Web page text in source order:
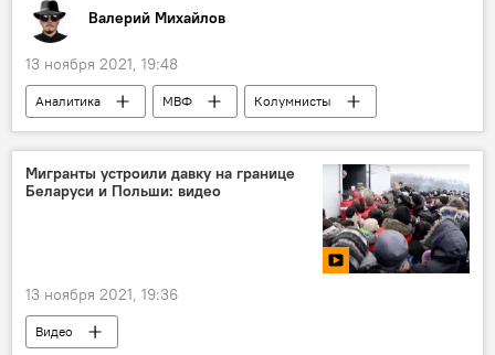
Валерий Михайлов
13 ноября 2021, 19:48
Аналитика МВФ
Колумнисты
Экономика
Мигранты устроили давку на границе
Беларуси и Польши: видео
13 ноября 2021, 19:36
Видео